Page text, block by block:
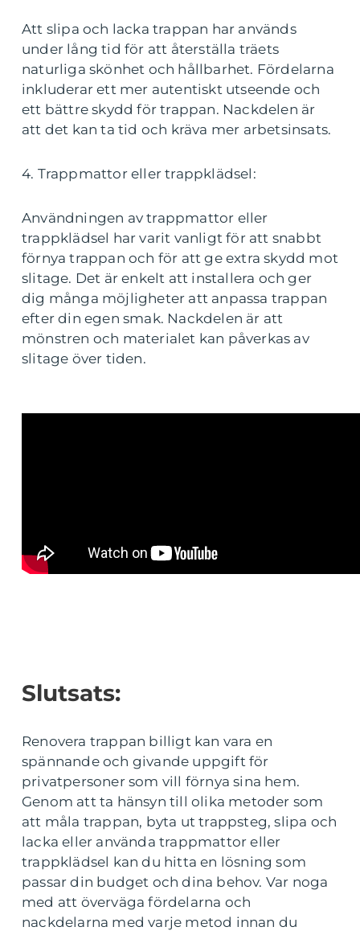
Att slipa och lacka trappan har används
under lång tid för att återställa träets
naturliga skönhet och hållbarhet. Fördelarna
inkluderar ett mer autentiskt utseende och
ett bättre skydd för trappan. Nackdelen är
att det kan ta tid och kräva mer arbetsinsats.
4. Trappmattor eller trappklädsel:
Användningen av trappmattor eller
trappklädsel har varit vanligt för att snabbt
förnya trappan och för att ge extra skydd mot
slitage. Det är enkelt att installera och ger
dig många möjligheter att anpassa trappan
efter din egen smak. Nackdelen är att
mönstren och materialet kan påverkas av
slitage över tiden.
Slutsats:
Renovera trappan billigt kan vara en
spännande och givande uppgift för
privatpersoner som vill förnya sina hem.
Genom att ta hänsyn till olika metoder som
att måla trappan, byta ut trappsteg, slipa och
lacka eller använda trappmattor eller
trappklädsel kan du hitta en lösning som
passar din budget och dina behov. Var noga
med att överväga fördelarna och
nackdelarna med varje metod innan du